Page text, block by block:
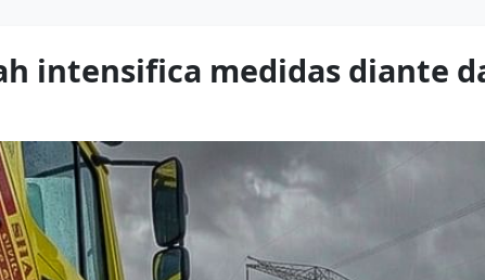
intensifica medidas diante